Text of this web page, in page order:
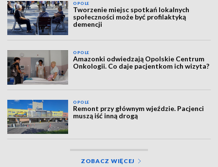
OPOLE
Tworzenie miejsc spotkań lokalnych
społeczności może być profilaktyką
demencji
OPOLE
Amazonki odwiedzają Opolskie Centrum
Onkologii. Co daje pacjentkom ich wizyta?
OPOLE
Remont przy głównym wjeździe. Pacjenci
muszą iść inną drogą
ZOBACZ WIĘCEJ